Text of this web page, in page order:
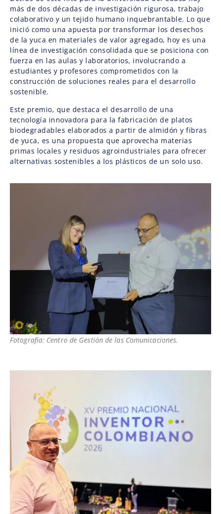
más de dos décadas de investigación rigurosa, trabajo
colaborativo y un tejido humano inquebrantable. Lo que
inició como una apuesta por transformar los desechos
de la yuca en materiales de valor agregado, hoy es una
línea de investigación consolidada que se posiciona con
fuerza en las aulas y laboratorios, involucrando a
estudiantes y profesores comprometidos con la
construcción de soluciones reales para el desarrollo
sostenible.
Este premio, que destaca el desarrollo de una
tecnología innovadora para la fabricación de platos
biodegradables elaborados a partir de almidón y fibras
de yuca, es una propuesta que aprovecha materias
primas locales y residuos agroindustriales para ofrecer
alternativas sostenibles a los plásticos de un solo uso.
Fotografía: Centro de Gestión de las Comunicaciones.